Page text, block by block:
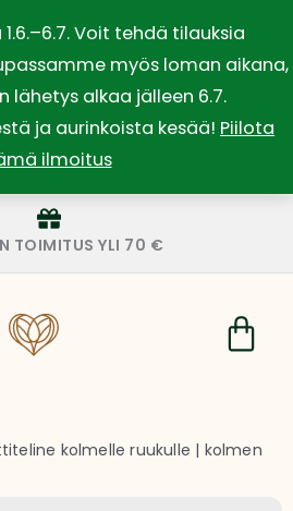
Voit tehdä tilauksia
myös loman aikana,
lähetys alkaa jälleen 6.7.
ja aurinkoista kesää! Piilota
ilmoitus
TOIMITUS YLI 70 €
kolmelle ruukulle | kolmen